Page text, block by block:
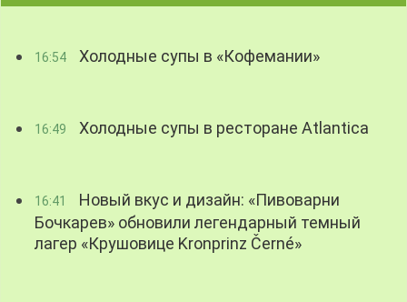
16:54 Холодные супы в «Кофемании»
16:49 Холодные супы в ресторане Atlantica
16:41
Новый вкус и дизайн: «Пивоварни
Бочкарев» обновили легендарный темный
лагер «Крушовице Kronprinz Černé»